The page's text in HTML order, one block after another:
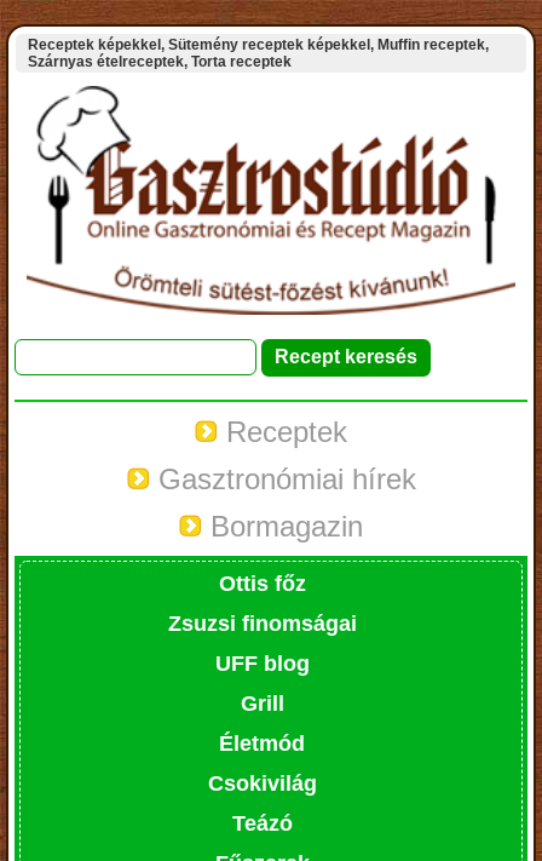
Receptek képekkel, Sütemény receptek képekkel, Muffin receptek,
Szárnyas ételreceptek, Torta receptek
Receptek
Gasztronómiai hírek
Bormagazin
Ottis főz
Zsuzsi finomságai
UFF blog
Grill
Életmód
Csokivilág
Teázó